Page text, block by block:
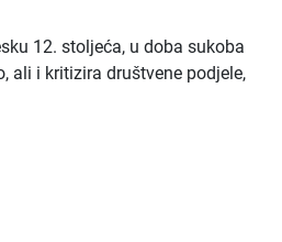
12. stoljeća, u doba sukoba
ali i kritizira društvene podjele,